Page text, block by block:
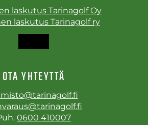
laskutus Tarinagolf Oy
laskutus Tarinagolf ry
OTA YHTEYTTÄ
0600 410007